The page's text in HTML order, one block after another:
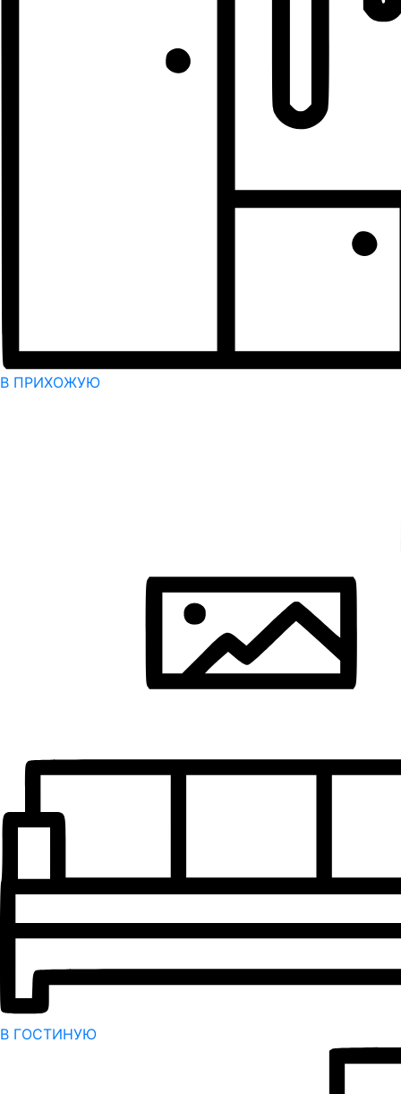
В ПРИХОЖУЮ
В ГОСТИНУЮ